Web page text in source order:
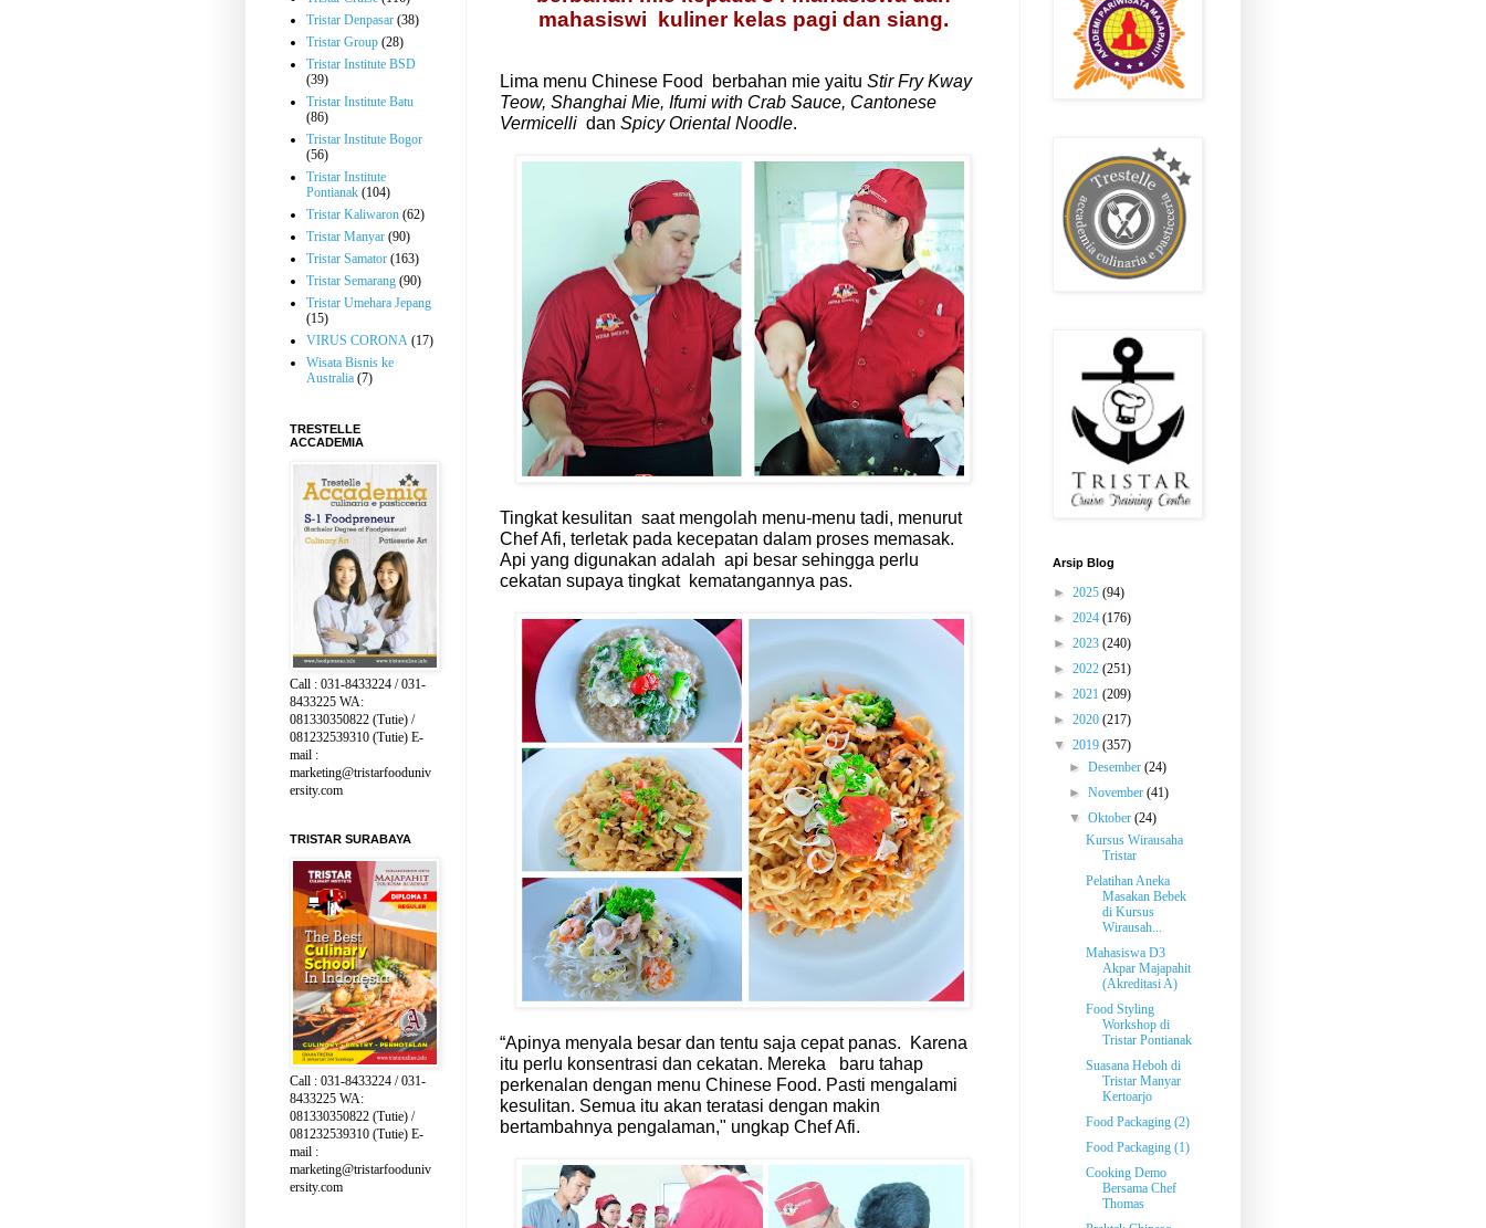
mahasiswi kuliner kelas pagi dan siang.
Lima menu Chinese Food berbahan mie yaitu Stir Fry Kway
Teow, Shanghai Mie, Ifumi with Crab Sauce, Cantonese
Vermicelli dan Spicy Oriental Noodle.
Tingkat kesulitan saat mengolah menu-menu tadi, menurut
Chef Afi, terletak pada kecepatan dalam proses memasak.
Api yang digunakan adalah api besar sehingga perlu
cekatan supaya tingkat kematangannya pas.
“Apinya menyala besar dan tentu saja cepat panas.
Karena
itu perlu konsentrasi dan cekatan. Mereka
baru tahap
perkenalan dengan menu Chinese Food. Pasti mengalami
kesulitan. Semua itu akan teratasi dengan makin
bertambahnya pengalaman," ungkap Chef Afi.
Tristar Denpasar (38)
Tristar Group (28)
Tristar Institute BSD
(39)
Tristar Institute Batu
(86)
Tristar Institute Bogor
(56)
Tristar Institute
Pontianak (104)
Tristar Kaliwaron (62)
Tristar Manyar (90)
Tristar Samator (163)
Tristar Semarang (90)
Tristar Umehara Jepang
(15)
VIRUS CORONA (17)
Wisata Bisnis ke
Australia (7)
TRESTELLE
ACCADEMIA
Call : 031-8433224 / 031-
8433225 WA:
081330350822 (Tutie) /
081232539310 (Tutie) E-
mail :
marketing@tristarfooduniv
ersity.com
TRISTAR SURABAYA
Call : 031-8433224 / 031-
8433225 WA:
081330350822 (Tutie) /
081232539310 (Tutie) E-
mail :
marketing@tristarfooduniv
ersity.com
Arsip Blog
► 2025 (94)
► 2024 (176)
► 2023 (240)
► 2022 (251)
► 2021 (209)
► 2020 (217)
▼ 2019 (357)
►Desember(24)
►November(41)
▼Oktober(24)
Kursus Wirausaha
Tristar
Pelatihan Aneka
Masakan Bebek
di Kursus
Wirausah...
Mahasiswa D3
Akpar Majapahit
(Akreditasi A)
Food Styling
Workshop di
Tristar Pontianak
Suasana Heboh di
Tristar Manyar
Kertoarjo
Food Packaging (2)
Food Packaging (1)
Cooking Demo
Bersama Chef
Thomas